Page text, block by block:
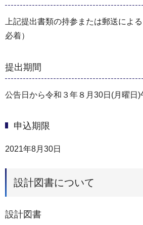
上記提出書類の持参または郵送によ
必着）
提出期間
公告⽇から令和３年８⽉30⽇(月曜⽇
申込期限
2021年8月30日
設計図書について
設計図書